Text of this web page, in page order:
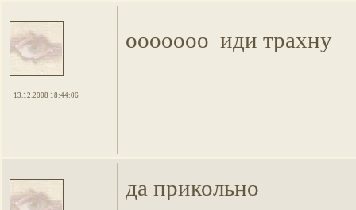
13.12.2008 18:44:06
ооооооо иди трахну
да прикольно